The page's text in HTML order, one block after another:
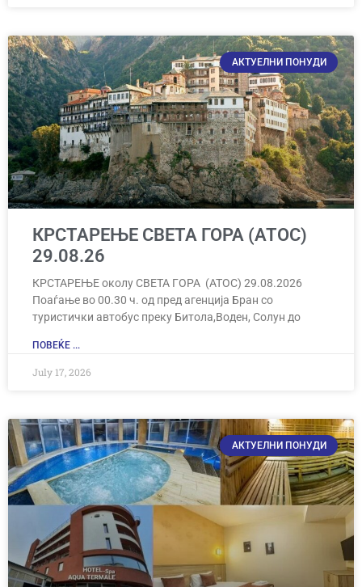
АКТУЕЛНИ ПОНУДИ
КРСТАРЕЊЕ СВЕТА ГОРА (АТОС)
29.08.26
КРСТАРЕЊЕ околу СВЕТА ГОРА (АТОС) 29.08.2026
Поаѓање во 00.30 ч. од пред агенција Бран со
туристички автобус преку Битола,Воден, Солун до
ПОВЕЌЕ ...
July 17, 2026
АКТУЕЛНИ ПОНУДИ